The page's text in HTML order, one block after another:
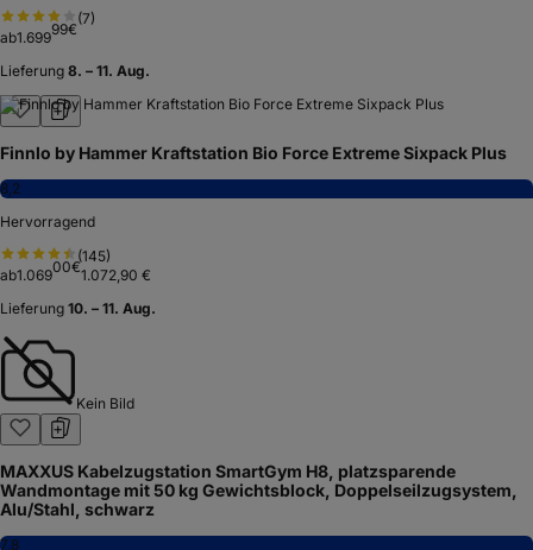
(7)
ab1.69999€
Lieferung 8. – 11. Aug.
Finnlo by Hammer Kraftstation Bio Force Extreme Sixpack Plus
8,2
Hervorragend
(145)
ab1.06900€1.072,90 €
Lieferung 10. – 11. Aug.
Kein Bild
MAXXUS Kabelzugstation SmartGym H8, platzsparende
Wandmontage mit 50 kg Gewichtsblock, Doppelseilzugsystem,
Alu/Stahl, schwarz
7,8